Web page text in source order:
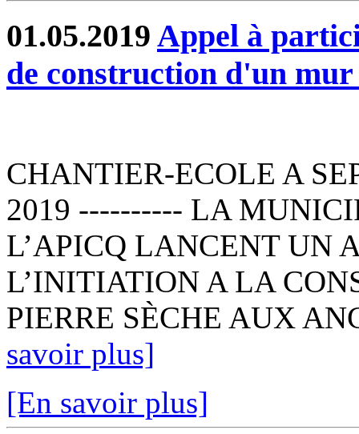
01.05.2019 Appel à
de construction d'un
CHANTIER-ECOLE A
2019 ---------- LA
L’APICQ LANCENT UN
L’INITIATION A LA
PIERRE SÈCHE AUX
savoir plus]
[En savoir plus]